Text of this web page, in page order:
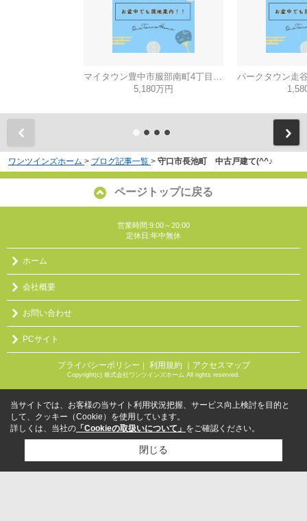
マイタウン豊中市服部南町4丁目◇◆モデルハウス◇◆
5,180万円
ワンツインズホーム > ブログ記事一覧 > 守口市長池町 中古戸建て(^^♪
ページトップに戻る
営業時間:9:00～20:00
定休日:年中無休
ホーム
会社概要
お問い合わせ
PCサイト
プライバシーポリシー ｜ 利用規約 ｜アクセスマップ
Copyright(c) 株式会社ワンツインズホーム All rights reserved.
当サイトでは、お客様の当サイト利用状況把握、サービス向上検討を目的と
して、クッキー（Cookie）を使用しています。
詳しくは、当社の 「Cookieの取扱いについて」 をご確認ください。
閉じる